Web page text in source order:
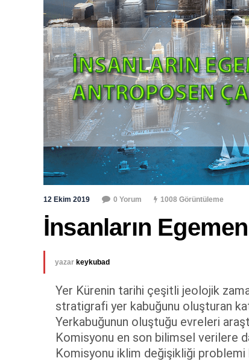
12 Ekim 2019 0 Yorum 1008 Görüntüleme
İnsanların
yazar keykubad
Yer Kürenin tarihi çeşitli jeolojik
stratigrafi yer kabuğunu oluşturan
Yerkabuğunun oluştuğu evreleri
Komisyonu en son bilimsel verilere
Komisyonu iklim değişikliği problemi